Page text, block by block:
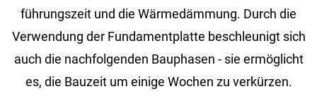
füh­rungs­zeit und die Wär­me­däm­mung. Durch die
Ver­wen­dung der Fun­da­ment­plat­te be­schleu­nigt sich
auch die nach­fol­gen­den Bau­pha­sen - sie er­mög­licht
es, die Bau­zeit um ei­ni­ge Wo­chen zu ver­kür­zen.